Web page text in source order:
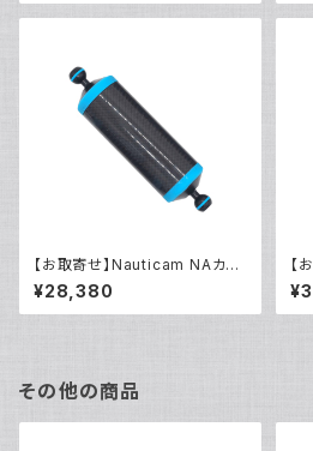
【お取寄せ】Nauticam NAカー
ボンフロートアームIII 250mm
600 [40430]
¥28,380
【
ボ
その他の商品